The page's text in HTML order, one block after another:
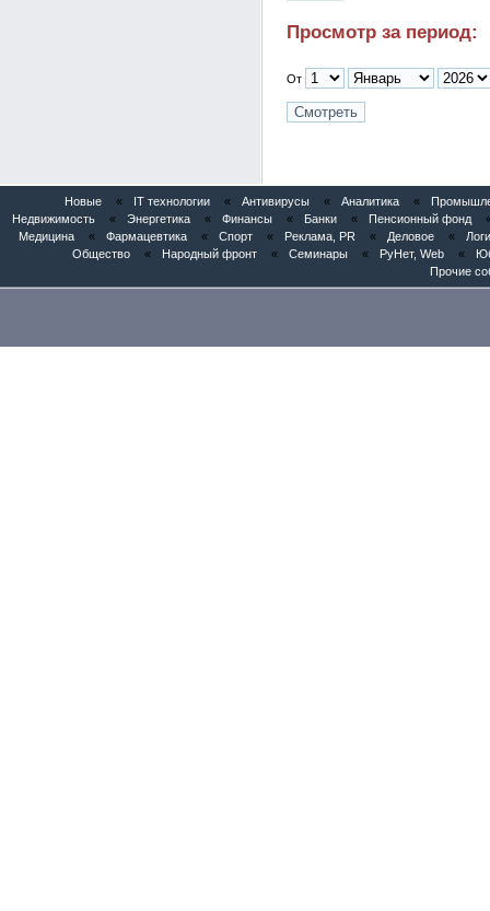
Просмотр за период:
От
Новые « IT технологии « Антивирусы « Аналитика «
Недвижимость
« Энергетика « Финансы « Банки « Пенсионный фонд
Медицина
« Фармацевтика « Спорт « Реклама, PR « Деловое «
Общество
« Народный фронт « Семинары « РуНет, Web «
Прочие